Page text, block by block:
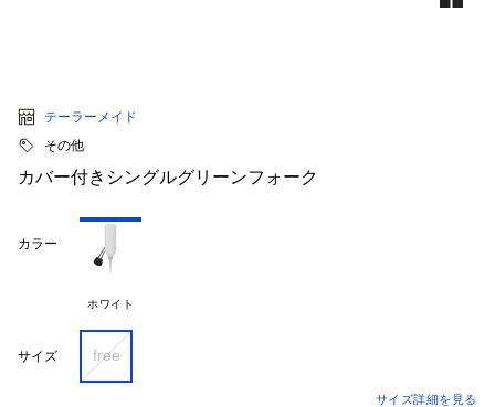
テーラーメイド
その他
カバー付きシングルグリーンフォーク
カラー
ホワイト
サイズ free
サイズ詳細を見る